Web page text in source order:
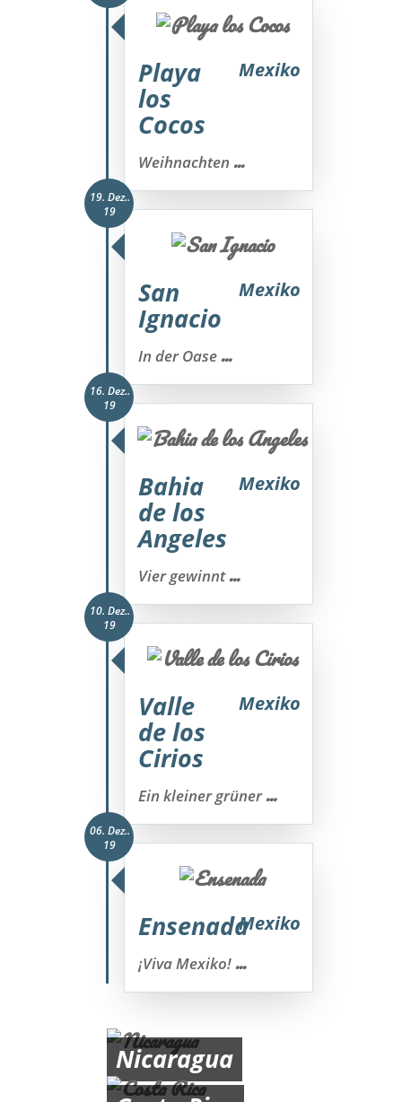
Playa
los
Cocos
Mexiko
Weihnachten...
19. Dez..
19
San
Ignacio
Mexiko
In der Oase...
16. Dez..
19
Bahia
de los
Angeles
Mexiko
Vier gewinnt...
10. Dez..
19
Valle
de los
Cirios
Mexiko
Ein kleiner grüner...
06. Dez..
19
EnsenadaMexiko
¡Viva Mexiko!...
Nicaragua